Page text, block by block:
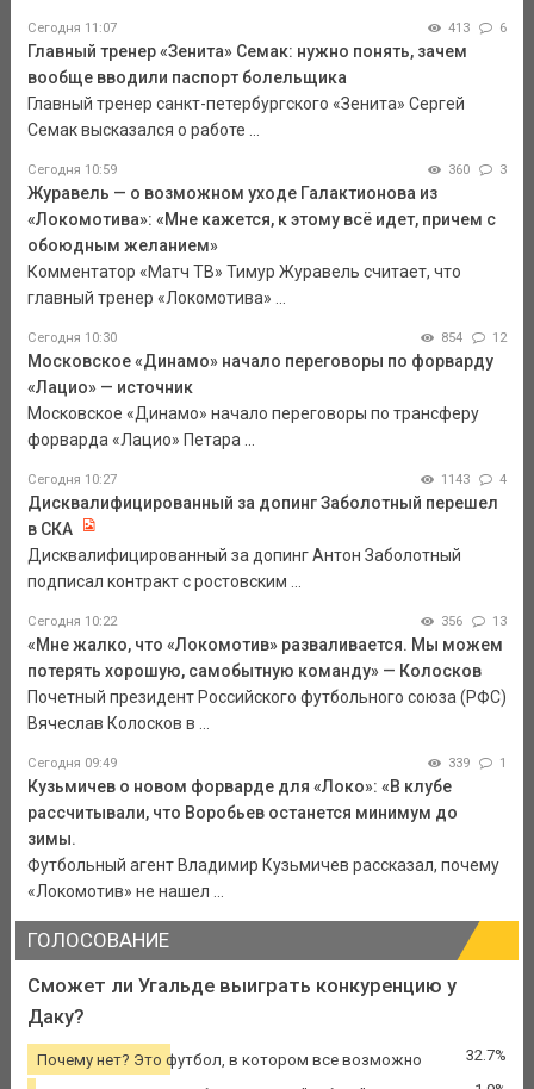
Сегодня 11:07 413 6
Главный тренер «Зенита» Семак: нужно понять, зачем
вообще вводили паспорт болельщика
Главный тренер санкт-петербургского «Зенита» Сергей
Семак высказался о работе ...
Сегодня 10:59 360 3
Журавель — о возможном уходе Галактионова из
«Локомотива»: «Мне кажется, к этому всё идет, причем с
обоюдным желанием»
Комментатор «Матч ТВ» Тимур Журавель считает, что
главный тренер «Локомотива» ...
Сегодня 10:30 854 12
Московское «Динамо» начало переговоры по форварду
«Лацио» — источник
Московское «Динамо» начало переговоры по трансферу
форварда «Лацио» Петара ...
Сегодня 10:27 1143 4
Дисквалифицированный за допинг Заболотный перешел
в СКА
Дисквалифицированный за допинг Антон Заболотный
подписал контракт с ростовским ...
Сегодня 10:22 356 13
«Мне жалко, что «Локомотив» разваливается. Мы можем
потерять хорошую, самобытную команду» — Колосков
Почетный президент Российского футбольного союза (РФС)
Вячеслав Колосков в ...
Сегодня 09:49 339 1
Кузьмичев о новом форварде для «Локо»: «В клубе
рассчитывали, что Воробьев останется минимум до
зимы.
Футбольный агент Владимир Кузьмичев рассказал, почему
«Локомотив» не нашел ...
ГОЛОСОВАНИЕ
Сможет ли Угальде выиграть конкуренцию у
Даку?
Почему нет? Это футбол, в котором все возможно 32.7%